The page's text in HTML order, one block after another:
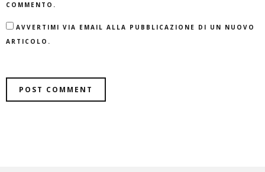
COMMENTO.
AVVERTIMI VIA EMAIL ALLA PUBBLICAZIONE DI UN NUOVO
ARTICOLO.